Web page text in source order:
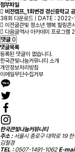
첨부파일
비전캠프_1회변경 경신중학교
38회 다운로드 | DATE :
이전글큰빛 청소년 행복 힐링콘
다음글역사 아카데미 프로그램
댓글 0
댓글목록
등록된 댓글이 없습니다.
한국큰빛나눔커뮤니티 소개
개인정보처리방침
이메일무단수집거부
한국큰빛나눔커뮤니티
주소 : 서울시 종로구 대학로 19
김철경
TEL :0507-1491-1062 E-